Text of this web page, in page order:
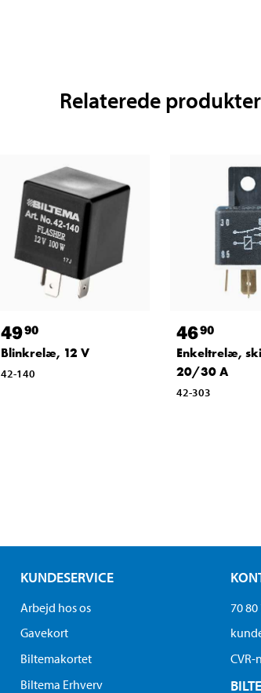
Relaterede produkter
4990
Blinkrelæ, 12 V
42-140
4690
Enkeltrelæ,
20/30 A
42-303
KUNDESERVICE
Arbejd hos os
Gavekort
Biltemakortet
Biltema Erhverv
70 80
CVR-